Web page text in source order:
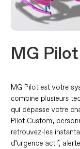
MG
MG Pilot est votre
combine plusieurs
qui dépasse votre
Pilot Custom,
retrouvez-les
d’urgence actif,